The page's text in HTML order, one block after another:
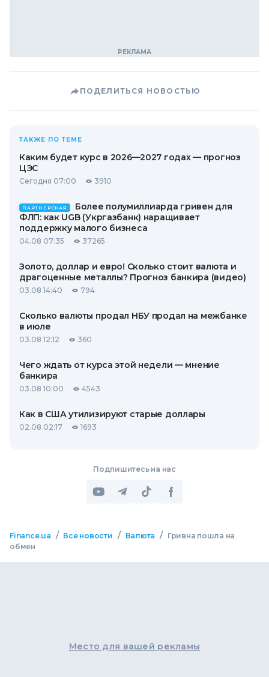
ПОДЕЛИТЬСЯ НОВОСТЬЮ
ТАКЖЕ ПО ТЕМЕ
Каким будет курс в 2026—2027 годах — прогноз
ЦЭС
Сегодня 07:00 3910
ПАРТНЕРСКАЯ
Более полумиллиарда гривен для
ФЛП: как UGB (Укргазбанк) наращивает
поддержку малого бизнеса
04.08 07:35 37265
Золото, доллар и евро! Сколько стоит валюта и
драгоценные металлы? Прогноз банкира (видео)
03.08 14:40 794
Сколько валюты продал НБУ продал на межбанке
в июле
03.08 12:12 360
Чего ждать от курса этой недели — мнение
банкира
03.08 10:00 4543
Как в США утилизируют старые доллары
02.08 02:17 1693
Подпишитесь на нас
Finance.ua / Все новости / Валюта /
Гривна пошла на
обмен
Место для вашей рекламы